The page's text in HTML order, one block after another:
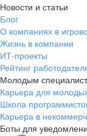
Новости и статьи
Блог
О компаниях в
Жизнь в компании
ИТ-проекты
Рейтинг
Молодым
Карьера для
Школа
Карьера в
Боты для